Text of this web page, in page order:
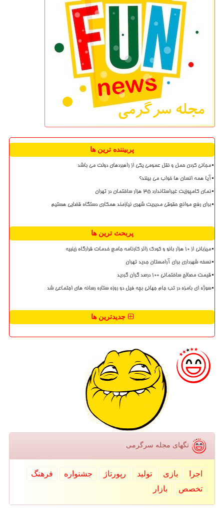
پربیننده ترین ها
مجانی کردن حمل و نقل عمومی یکی از راهبردهای دولت می باشد
آیا همه انسان ها خواب می بینند؟
نمای کامپوزیت غیراستاندارد ۳۵ هزار ساختمان در تهران
برای رفع موانع حقوقی مدیریت شهری نیازمند همکاری دستگاه قضایی هستیم
پربحث ترین ها
میزبانی از ۱۰ هزار بانو و کودک زائر کارنامه جامع خدمات قرارگاه زینبیه
نسخه شهرداری برای آرامستان جدید تهران
قیمت مصالح ساختمانی ۱۰۰ درصد گران گردید
سوژه ای بامزه در تب جام جهانی بچه فیل دو روزه ستاره رسانه های اجتماعی شد
جدیدترین ها
تگهای مجله سرگرمی
اجرا بازی تولید رپورتاژ جشنواره
فرهنگ
تخصص
بازار